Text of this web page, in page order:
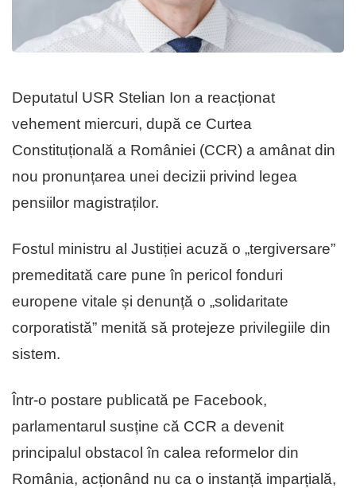
Deputatul USR Stelian Ion a reacționat
vehement miercuri, după ce Curtea
Constituțională a României (CCR) a amânat din
nou pronunțarea unei decizii privind legea
pensiilor magistraților.
Fostul ministru al Justiției acuză o „tergiversare”
premeditată care pune în pericol fonduri
europene vitale și denunță o „solidaritate
corporatistă” menită să protejeze privilegiile din
sistem.
Într-o postare publicată pe Facebook,
parlamentarul susține că CCR a devenit
principalul obstacol în calea reformelor din
România, acționând nu ca o instanță imparțială,